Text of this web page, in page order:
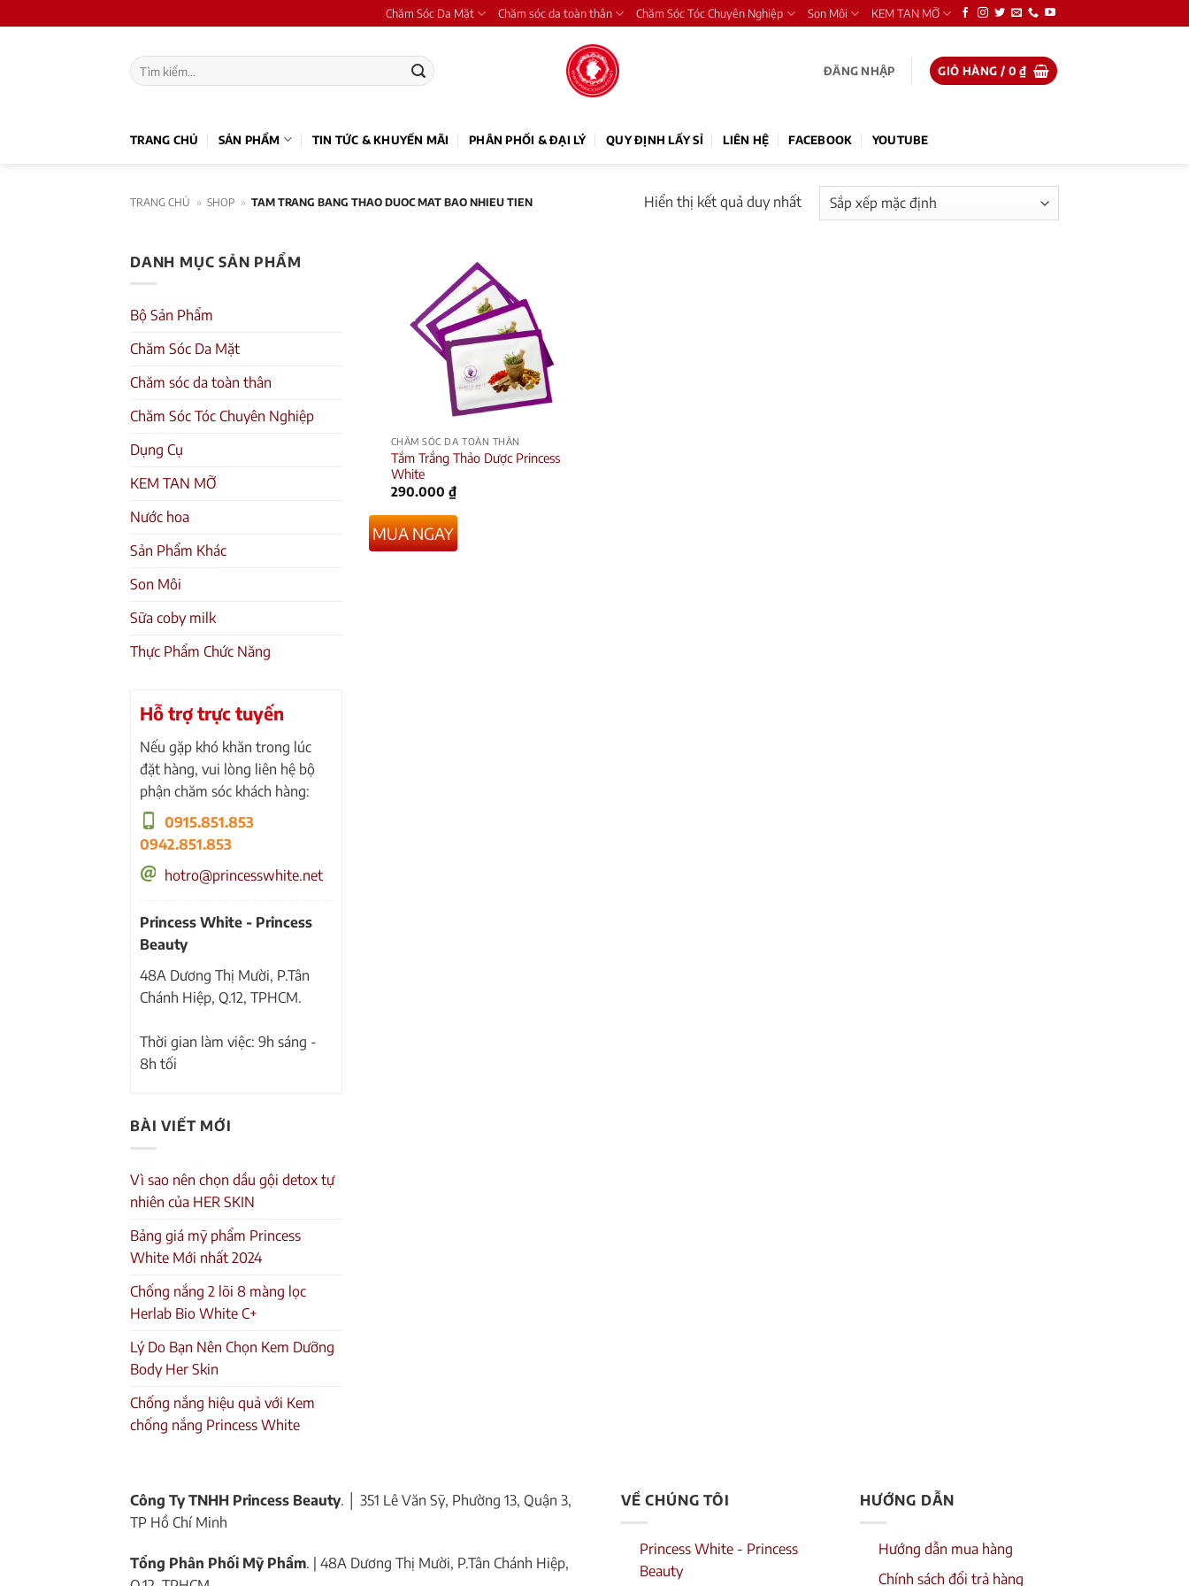
to
Chăm Sóc Da Mặt Chăm sóc da toàn thân Chăm Sóc Tóc Chuyên Nghiệp Son Môi KEM TAN MỠ
Tìm
kiếm:
ĐĂNG NHẬP GIỎ HÀNG / 0₫
TRANG CHỦ SẢN PHẨM TIN TỨC & KHUYẾN MÃI PHÂN PHỐI & ĐẠI LÝ QUY ĐỊNH LẤY SỈ LIÊN HỆ FACEBOOK YOUTUBE
TRANG CHỦ » SHOP » TAM TRANG BANG THAO DUOC MAT BAO NHIEU TIEN Hiển thị kết quả duy nhất
DANH MỤC SẢN PHẨM
Bộ Sản Phẩm
Chăm Sóc Da Mặt
Chăm sóc da toàn thân
Chăm Sóc Tóc Chuyên Nghiệp
Dụng Cụ
KEM TAN MỠ
Nước hoa
Sản Phẩm Khác
Son Môi
Sữa coby milk
Thực Phẩm Chức Năng
Hỗ trợ trực tuyến
Nếu gặp khó khăn trong lúc
đặt hàng, vui lòng liên hệ bộ
phận chăm sóc khách hàng:
0915.851.853
0942.851.853
hotro@princesswhite.net
Princess White - Princess
Beauty
48A Dương Thị Mười, P.Tân
Chánh Hiệp, Q.12, TPHCM.
Thời gian làm việc: 9h sáng -
8h tối
BÀI VIẾT MỚI
Vì sao nên chọn dầu gội detox tự
nhiên của HER SKIN
Bảng giá mỹ phẩm Princess
White Mới nhất 2024
Chống nắng 2 lõi 8 màng lọc
Herlab Bio White C+
Lý Do Bạn Nên Chọn Kem Dưỡng
Body Her Skin
Chống nắng hiệu quả với Kem
chống nắng Princess White
CHĂM SÓC DA TOÀN THÂN
Tắm Trắng Thảo Dược Princess
White
290.000 ₫
MUA NGAY
Công Ty TNHH Princess Beauty. │ 351 Lê Văn Sỹ, Phường 13, Quận 3,
TP Hồ Chí Minh
Tổng Phân Phối Mỹ Phẩm. | 48A Dương Thị Mười, P.Tân Chánh Hiệp,
VỀ CHÚNG TÔI
Princess White - Princess
Beauty
HƯỚNG DẪN
Hướng dẫn mua hàng
Chính sách đổi trả hàng